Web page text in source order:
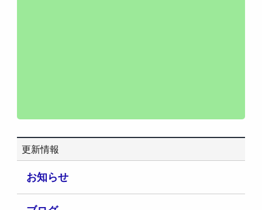
更新情報
お知らせ